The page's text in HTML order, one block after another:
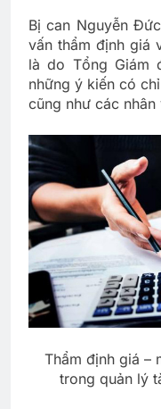
Bị can Nguyễn
vấn thẩm định giá
là do Tổng Giám
những ý kiến có
cũng như các
Thẩm định giá –
trong quản lý